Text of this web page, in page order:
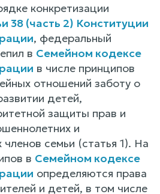
конкретизации
38 (часть 2) Конституции
, федеральный
в Семейном кодексе
в числе принципов
отношений заботу о
детей,
защиты прав и
и
семьи (статья 1). На
в Семейном кодексе
определяются права
и детей, в том числе